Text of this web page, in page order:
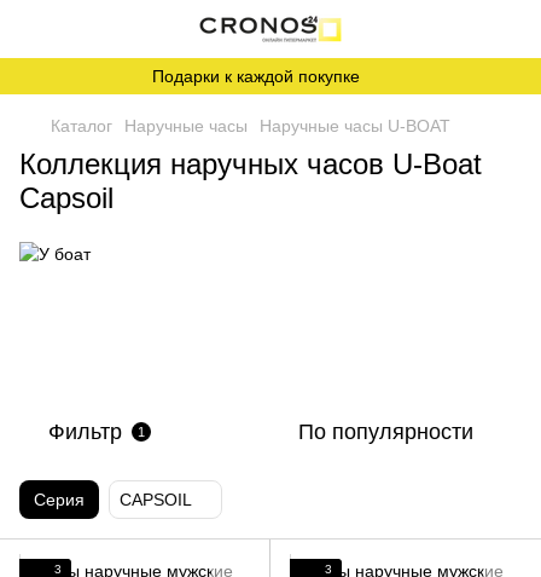
Подарки к каждой покупке
Каталог Наручные часы Наручные часы U-BOAT
Коллекция наручных часов U-Boat
Capsoil
Фильтр 1 По популярности
Серия CAPSOIL
3 3